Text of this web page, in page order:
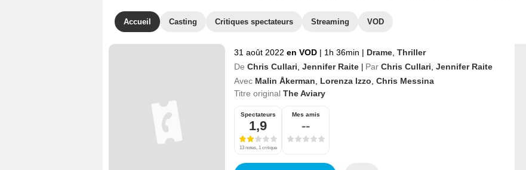
Accueil Casting Critiques spectateurs Streaming VOD
31 août 2022 en VOD | 1h 36min | Drame Thriller
De Chris Cullari Jennifer Raite Par Chris Cullari Jennifer Raite
Avec Malin Åkerman Lorenza Izzo Chris Messina
Titre original The Aviary
Spectateurs
1,9
13 notes, 1 critique
Mes amis
--